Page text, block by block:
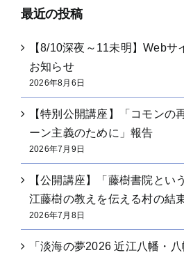
最近の投稿
【8/10深夜～11未明】Webサ
お知らせ
2026年8月6日
【特別公開講座】「コモンの
ーン主義のために」報告
2026年7月9日
【公開講座】「藤樹書院と
江藤樹の教えを伝える村の結
2026年7月8日
「淡海の夢2026 近江八幡・